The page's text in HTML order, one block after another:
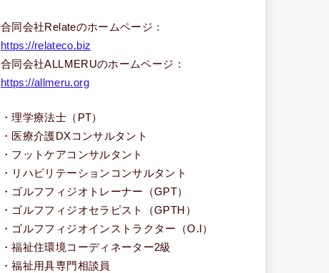
合同会社Relateのホームページ：
https://relateco.biz
合同会社ALLMERUのホームページ：
https://allmeru.org
・理学療法士（PT）
・医療介護DXコンサルタント
・フットケアコンサルタント
・リハビリテーションコンサルタント
・ゴルフフィジオトレーナー（GPT）
・ゴルフフィジオセラピスト（GPTH）
・ゴルフフィジオインストラクター（O.I）
・福祉住環境コーディネーター2級
・福祉用具専門相談員